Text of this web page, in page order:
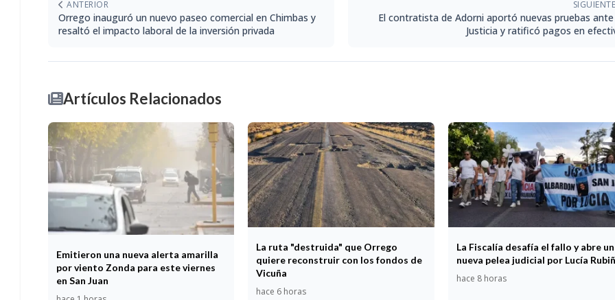
ANTERIOR
Orrego inauguró un nuevo paseo comercial en Chimbas y
resaltó el impacto laboral de la inversión privada
El contratista de Adorni aportó nuevas pruebas
Justicia y ratificó pagos en
Artículos Relacionados
Emitieron una nueva alerta amarilla
por viento Zonda para este viernes
en San Juan
La ruta "destruida" que Orrego
quiere reconstruir con los fondos de
Vicuña
hace 6 horas
La Fiscalía desafía el fallo y abre
nueva pelea judicial por Lucía
hace 8 horas